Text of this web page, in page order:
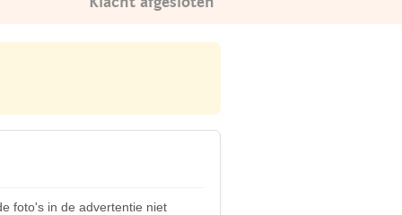
foto's in de advertentie niet